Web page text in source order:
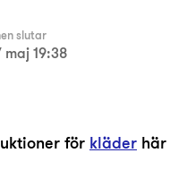
slutar
maj 19:38
för kläder här